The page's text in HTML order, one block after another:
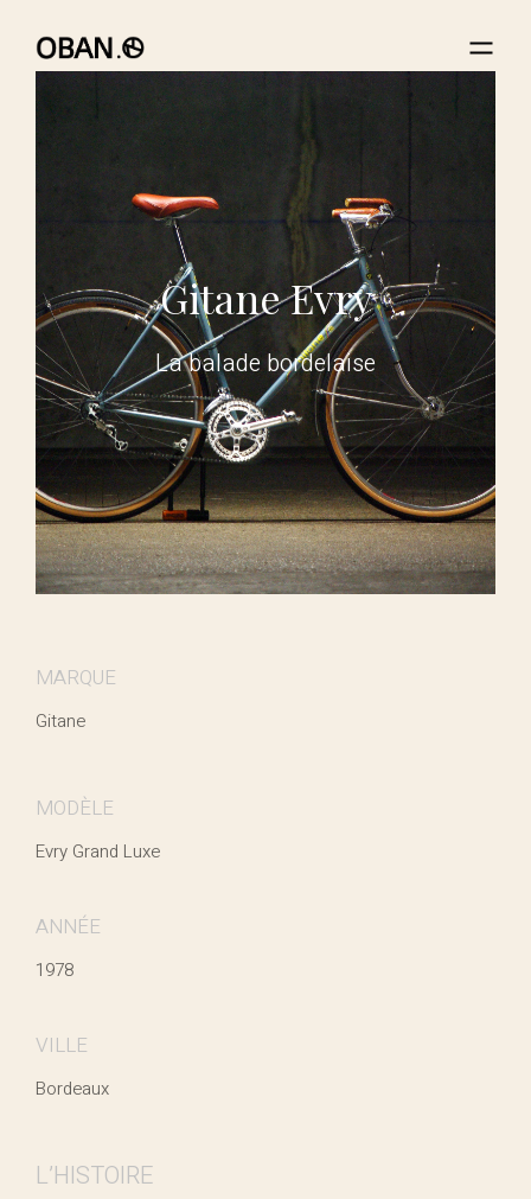
Gitane Evry
La balade bordelaise
MARQUE
Gitane
MODÈLE
Evry Grand Luxe
ANNÉE
1978
VILLE
Bordeaux
L’HISTOIRE